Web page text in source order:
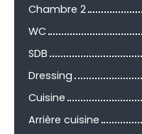
Chambre 2
WC
SDB
Dressing
Cuisine
Arrière cuisine